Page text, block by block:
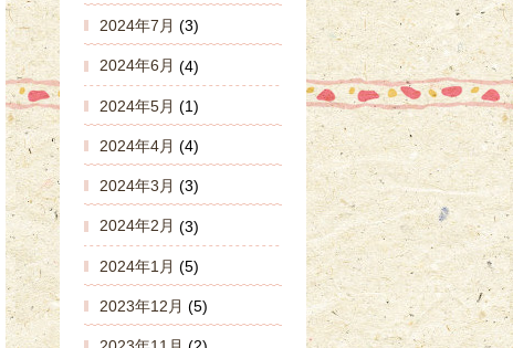
2024年7月 (3)
2024年6月 (4)
2024年5月 (1)
2024年4月 (4)
2024年3月 (3)
2024年2月 (3)
2024年1月 (5)
2023年12月 (5)